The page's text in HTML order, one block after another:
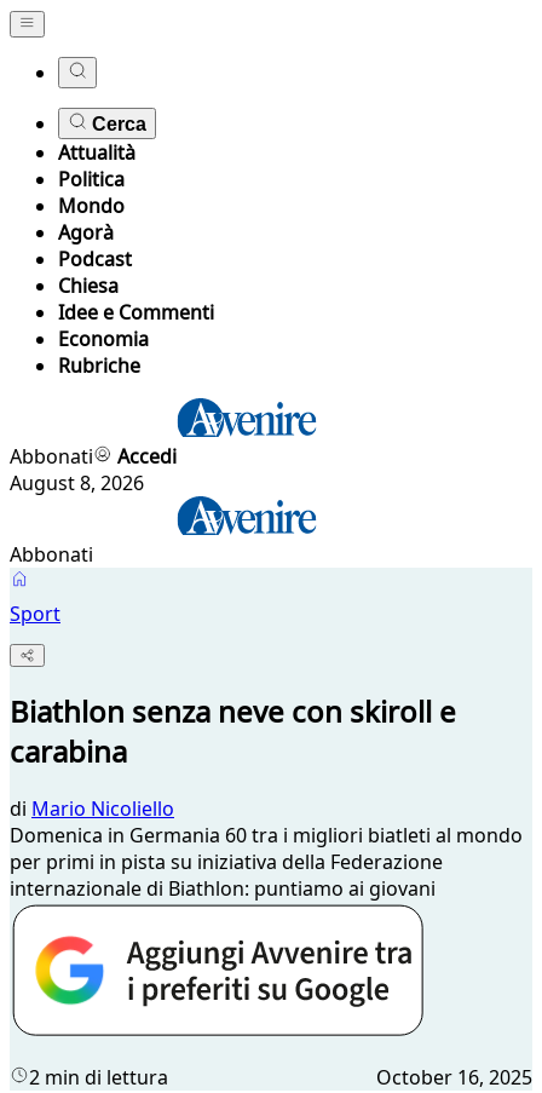
Cerca
Attualità
Politica
Mondo
Agorà
Podcast
Chiesa
Idee e Commenti
Economia
Rubriche
Abbonati
Accedi
August 8, 2026
Abbonati
Sport
Biathlon senza neve con skiroll e
carabina
di Mario Nicoliello
Domenica in Germania 60 tra i migliori biatleti al mondo
per primi in pista su iniziativa della Federazione
internazionale di Biathlon: puntiamo ai giovani
2 min di lettura October 16, 2025